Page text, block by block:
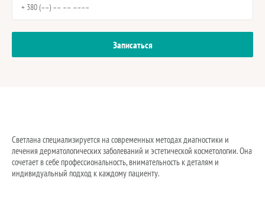
Светлана специализируется на современных методах диагностики и
лечения дерматологических заболеваний и эстетической косметологии. Она
сочетает в себе профессиональность, внимательность к деталям и
индивидуальный подход к каждому пациенту.